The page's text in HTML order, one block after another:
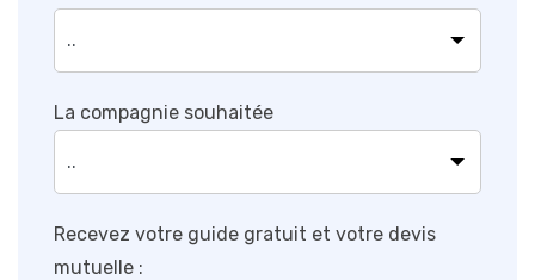
La compagnie souhaitée
Recevez votre guide gratuit et votre devis
mutuelle :